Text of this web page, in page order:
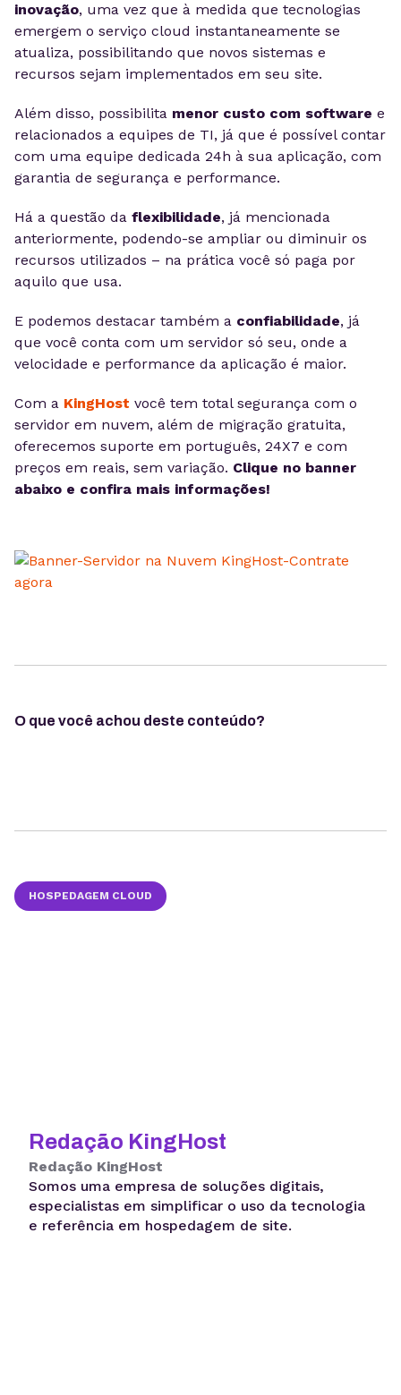
inovação, uma vez que à medida que tecnologias
emergem o serviço cloud instantaneamente se
atualiza, possibilitando que novos sistemas e
recursos sejam implementados em seu site.
Além disso, possibilita menor custo com software e
relacionados a equipes de TI, já que é possível contar
com uma equipe dedicada 24h à sua aplicação, com
garantia de segurança e performance.
Há a questão da flexibilidade, já mencionada
anteriormente, podendo-se ampliar ou diminuir os
recursos utilizados – na prática você só paga por
aquilo que usa.
E podemos destacar também a confiabilidade, já
que você conta com um servidor só seu, onde a
velocidade e performance da aplicação é maior.
Com a KingHost você tem total segurança com o
servidor em nuvem, além de migração gratuita,
oferecemos suporte em português, 24X7 e com
preços em reais, sem variação. Clique no banner
abaixo e confira mais informações!
O que você achou deste conteúdo?
HOSPEDAGEM CLOUD
Redação KingHost
Redação KingHost
Somos uma empresa de soluções digitais,
especialistas em simplificar o uso da tecnologia
e referência em hospedagem de site.